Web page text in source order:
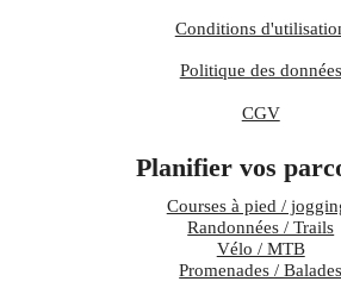
Conditions
Politique des données
CGV
Planifier vos
Courses à pied /
Randonnées / Trails
Vélo / MTB
Promenades / Balades